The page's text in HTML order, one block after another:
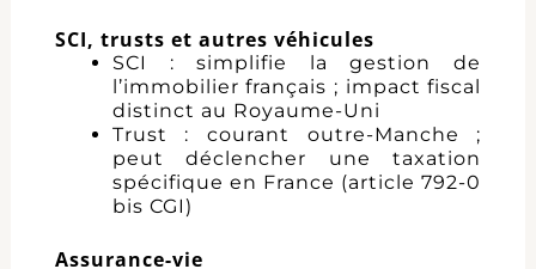
SCI, trusts et autres véhicules
SCI : simplifie la gestion de
l’immobilier français ; impact fiscal
distinct au Royaume-Uni
Trust : courant outre-Manche ;
peut déclencher une taxation
spécifique en France (article 792-0
bis CGI)
Assurance-vie